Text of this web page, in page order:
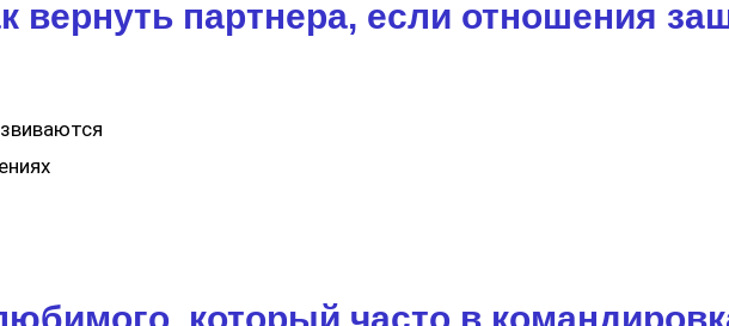
вернуть партнера, если отношения